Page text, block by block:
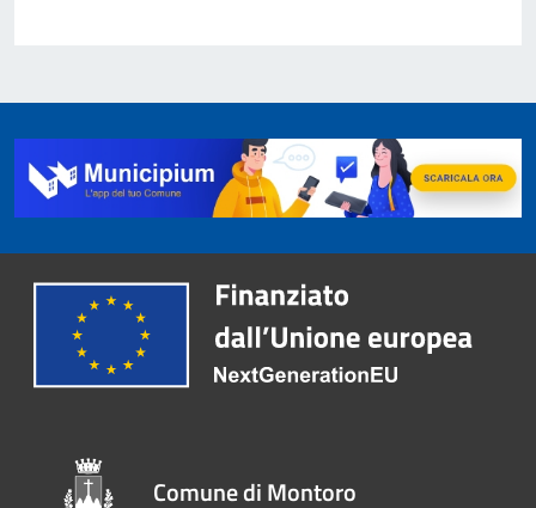
Comune di Montoro